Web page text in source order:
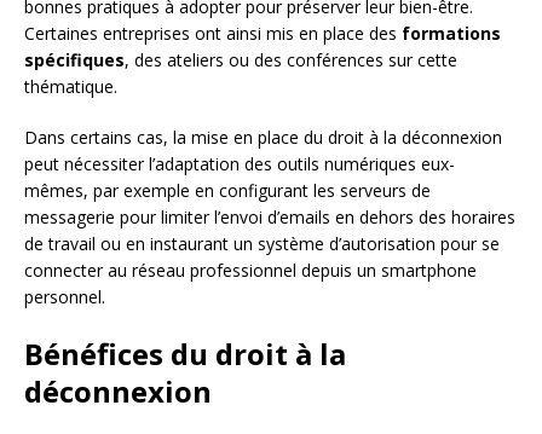
bonnes pratiques à adopter pour préserver leur bien-être.
Certaines entreprises ont ainsi mis en place des formations
spécifiques, des ateliers ou des conférences sur cette
thématique.
Dans certains cas, la mise en place du droit à la déconnexion
peut nécessiter l’adaptation des outils numériques eux-
mêmes, par exemple en configurant les serveurs de
messagerie pour limiter l’envoi d’emails en dehors des horaires
de travail ou en instaurant un système d’autorisation pour se
connecter au réseau professionnel depuis un smartphone
personnel.
Bénéfices du droit à la
déconnexion